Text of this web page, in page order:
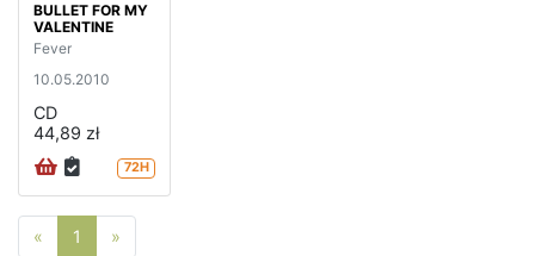
BULLET FOR MY
VALENTINE
Fever
10.05.2010
CD
44,89 zł
72H
« Poprzednia strona
1 »